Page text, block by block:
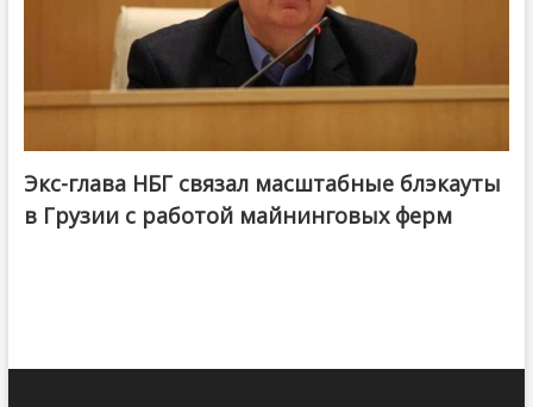
Экс-глава НБГ связал масштабные блэкауты
в Грузии с работой майнинговых ферм